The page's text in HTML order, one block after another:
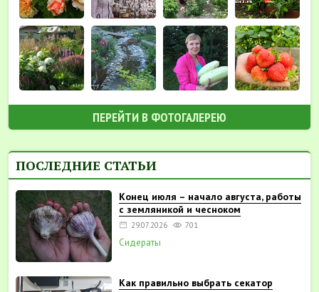
ПЕРЕЙТИ В ФОТОГАЛЕРЕЮ
ПОСЛЕДНИЕ СТАТЬИ
Конец июля – начало августа, работы
с земляникой и чесноком
29.07.2026 701
Сидераты
Как правильно выбрать секатор